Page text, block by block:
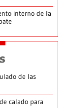
interno de la
de las
calado para